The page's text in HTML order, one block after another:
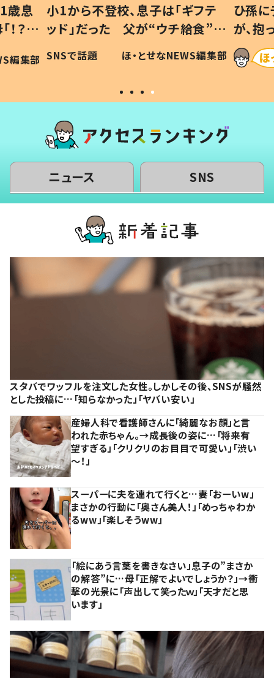
歳息
？」
編集部
小1から不登校、息子は「ギフテ
ッド」だった 父が“ウチ給食”を
作り続ける理由とは #令和の親
#令和の子
SNSで話題 ほ・とせなNEWS編集部
ひ孫
が、
「涙が
い」
ニュース SNS
スタバでワッフルを注文した女性。しかしその後、SNSが騒然
とした投稿に…「知らなかった」「ヤバい安い」
産婦人科で看護師さんに「綺麗なお顔」と言
われた赤ちゃん。→成長後の姿に…「将来有
望すぎる」「クリクリのお目目で可愛い」「渋い
～！」
スーパーに夫を連れて行くと…妻「おーいw」
まさかの行動に「奥さん美人！」「めっちゃわか
るww」「楽しそうww」
「絵にあう言葉を書きなさい」息子の”まさか
の解答”に…母「正解でよいでしょうか？」→衝
撃の光景に「声出して笑ったｗ」「天才だと思
います」